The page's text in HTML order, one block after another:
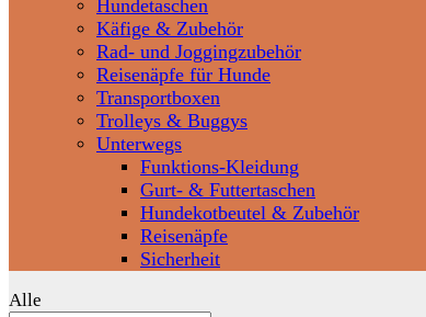
Hundetaschen
Käfige & Zubehör
Rad- und Joggingzubehör
Reisenäpfe für Hunde
Transportboxen
Trolleys & Buggys
Unterwegs
Funktions-Kleidung
Gurt- & Futtertaschen
Hundekotbeutel & Zubehör
Reisenäpfe
Sicherheit
Alle